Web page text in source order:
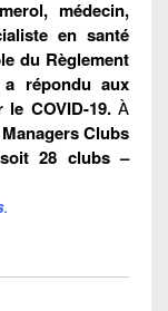
médecin,
en santé
du Règlement
a répondu aux
COVID-19. À
Clubs
28 clubs –
.